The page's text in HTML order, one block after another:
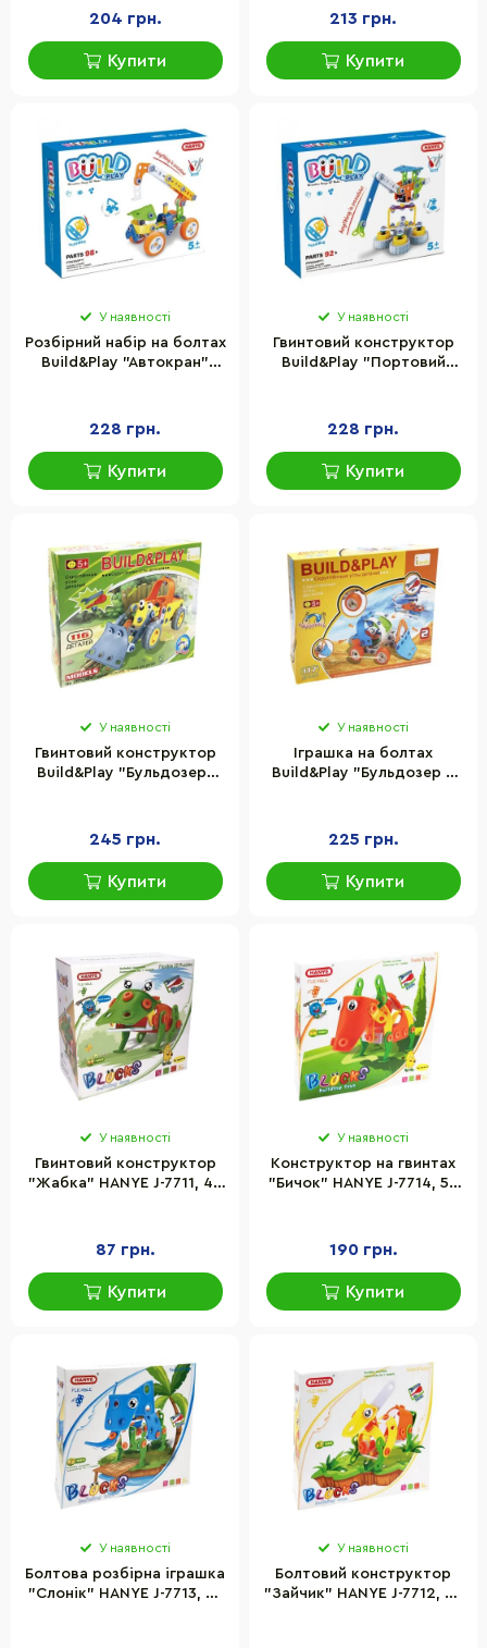
204 грн.
Купити
213 грн.
Купити
У наявності
Розбірний набір на болтах
Build&Play "Автокран"
228 грн.
Купити
У наявності
Гвинтовий конструктор
Build&Play "Портовий
228 грн.
Купити
У наявності
Гвинтовий конструктор
Build&Play "Бульдозер"
245 грн.
Купити
У наявності
Іграшка на болтах
Build&Play "Бульдозер +
225 грн.
Купити
У наявності
Гвинтовий конструктор
"Жабка" HANYE J-7711, 44
87 грн.
Купити
У наявності
Конструктор на гвинтах
"Бичок" HANYE J-7714, 59
190 грн.
Купити
У наявності
Болтова розбірна іграшка
"Слонік" HANYE J-7713, 59
У наявності
Болтовий конструктор
"Зайчик" HANYE J-7712, 63